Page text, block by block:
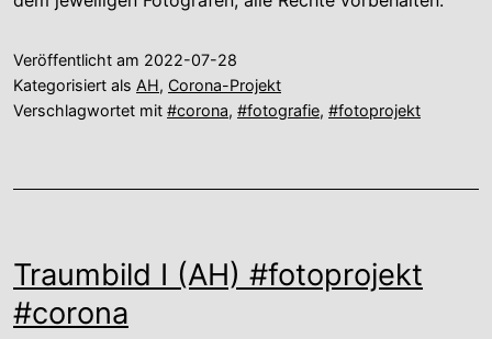
Veröffentlicht am 2022-07-28
Kategorisiert als AH, Corona-Projekt
Verschlagwortet mit #corona, #fotografie, #fotoprojekt
Traumbild I (AH) #fotoprojekt
#corona